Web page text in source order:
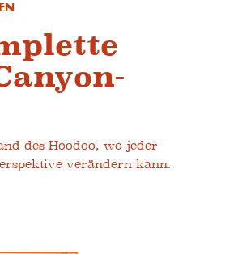
des Hoodoo, wo jeder
verändern kann.